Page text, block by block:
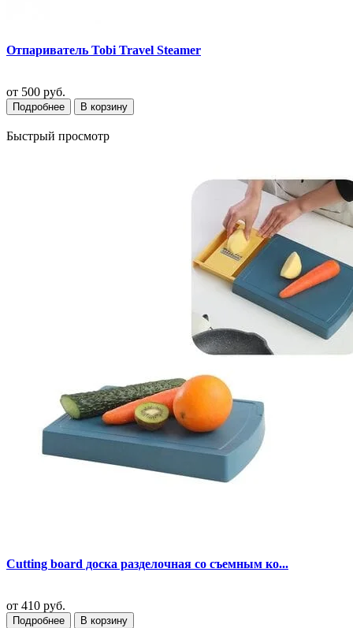
Отпариватель Tobi Travel Steamer
от 500 руб.
Подробнее В корзину
Быстрый просмотр
Cutting board доска разделочная со съемным ко...
от 410 руб.
Подробнее
В корзину